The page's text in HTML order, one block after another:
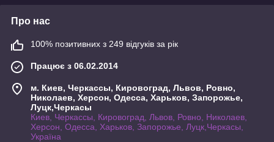
Про нас
100% позитивних з 249 відгуків за рік
Працює з 06.02.2014
м. Киев, Черкассы, Кировоград, Львов, Ровно,
Николаев, Херсон, Одесса, Харьков, Запорожье,
Луцк,Черкасы
Киев, Черкассы, Кировоград, Львов, Ровно, Николаев,
Херсон, Одесса, Харьков, Запорожье, Луцк,Черкасы,
Україна